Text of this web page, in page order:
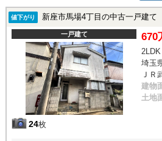
値下がり 新座市馬場4丁目の中古一戸建て
一戸建て
24枚
670
埼玉
ＪＲ
建物
土地